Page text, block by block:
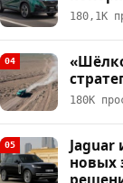
180,1К
04
180К
05
Jaguar
новых